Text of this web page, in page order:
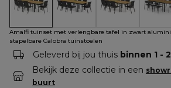
Amalfi tuinset met verlengbare tafel
Amalfi tuinset met
Amalfi tuinset
Amalfi tuinset met verlengbare tafel in zwart
stapelbare Calobra tuinstoelen
Geleverd bij jou thuis binnen 1 -
Bekijk deze collectie in een
buurt